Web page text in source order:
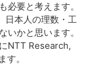
必要と考えます。
日本人の理数・工
いかと思います。
NTT Research,
。